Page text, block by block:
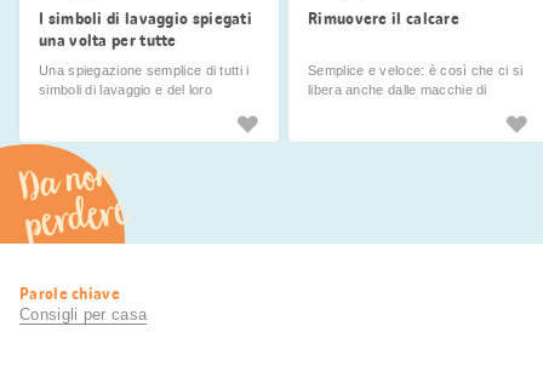
I simboli di lavaggio spiegati
una volta per tutte
Una spiegazione semplice di tutti i
simboli di lavaggio e del loro
Rimuovere il calcare
Semplice e veloce: è così che ci si
libera anche dalle macchie di
Da non
perdere
Informazioni
utili
Parole chiave
Consigli per casa